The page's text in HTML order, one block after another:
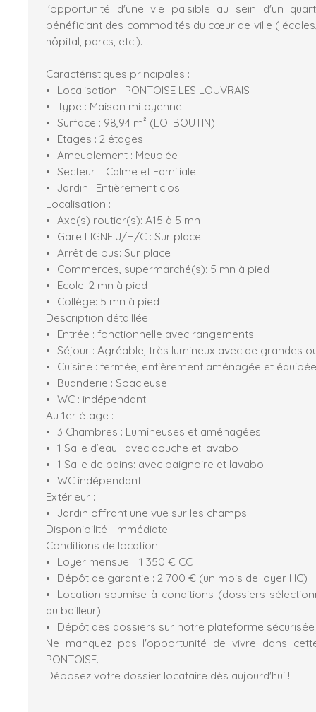
l'opportunité d'une vie paisible au sein d'un
bénéficiant des commodités du cœur de ville (
hôpital, parcs, etc.).
Caractéristiques principales :
Localisation : PONTOISE LES LOUVRAIS
Type : Maison mitoyenne
Surface : 98,94 m² (LOI BOUTIN)
Étages : 2 étages
Ameublement : Meublée
Secteur : Calme et Familiale
Jardin : Entièrement clos
Localisation :
Axe(s) routier(s): A15 à 5 mn
Gare LIGNE J/H/C : Sur place
Arrêt de bus: Sur place
Commerces, supermarché(s): 5 mn à pied
Ecole: 2 mn à pied
Collège: 5 mn à pied
Description détaillée :
Entrée : fonctionnelle avec rangements
Séjour : Agréable, très lumineux avec de grandes
Cuisine : fermée, entièrement aménagée et
Buanderie : Spacieuse
WC : indépendant
Au 1er étage :
3 Chambres : Lumineuses et aménagées
1 Salle d’eau : avec douche et lavabo
1 Salle de bains: avec baignoire et lavabo
WC indépendant
Extérieur :
Jardin offrant une vue sur les champs
Disponibilité : Immédiate
Conditions de location :
Loyer mensuel : 1 350 € CC
Dépôt de garantie : 2 700 € (un mois de loyer HC)
Location soumise à conditions (dossiers
du bailleur)
Dépôt des dossiers sur notre plateforme sécurisée
Ne manquez pas l'opportunité de vivre dans
PONTOISE.
Déposez votre dossier locataire dès aujourd'hui !